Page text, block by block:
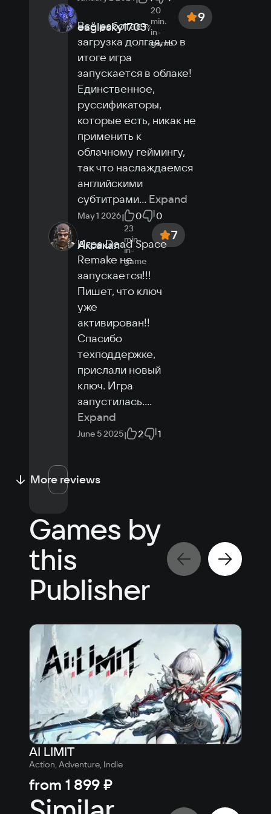
eaglesky1703
20
min.
in-
game
9
Всё работает,
загрузка долгая, но в
итоге игра
запускается в облаке!
Единственное,
руссификаторы,
которые есть, никак не
применить к
облачному геймингу,
так что наслаждаемся
английскими
субтитрами... Expand
May 1 2026 0 0
Аксакал
23
min.
in-
game
7
Игра Dead Space
Remake не
запускается!!!
Пишет, что ключ
уже
активирован!!
Спасибо
техподдержке,
прислали новый
ключ. Игра
запустилась....
Expand
June 5 2025 2 1
More reviews
Games by
this
Publisher
AI LIMIT
Action, Adventure, Indie
from 1 899 ₽